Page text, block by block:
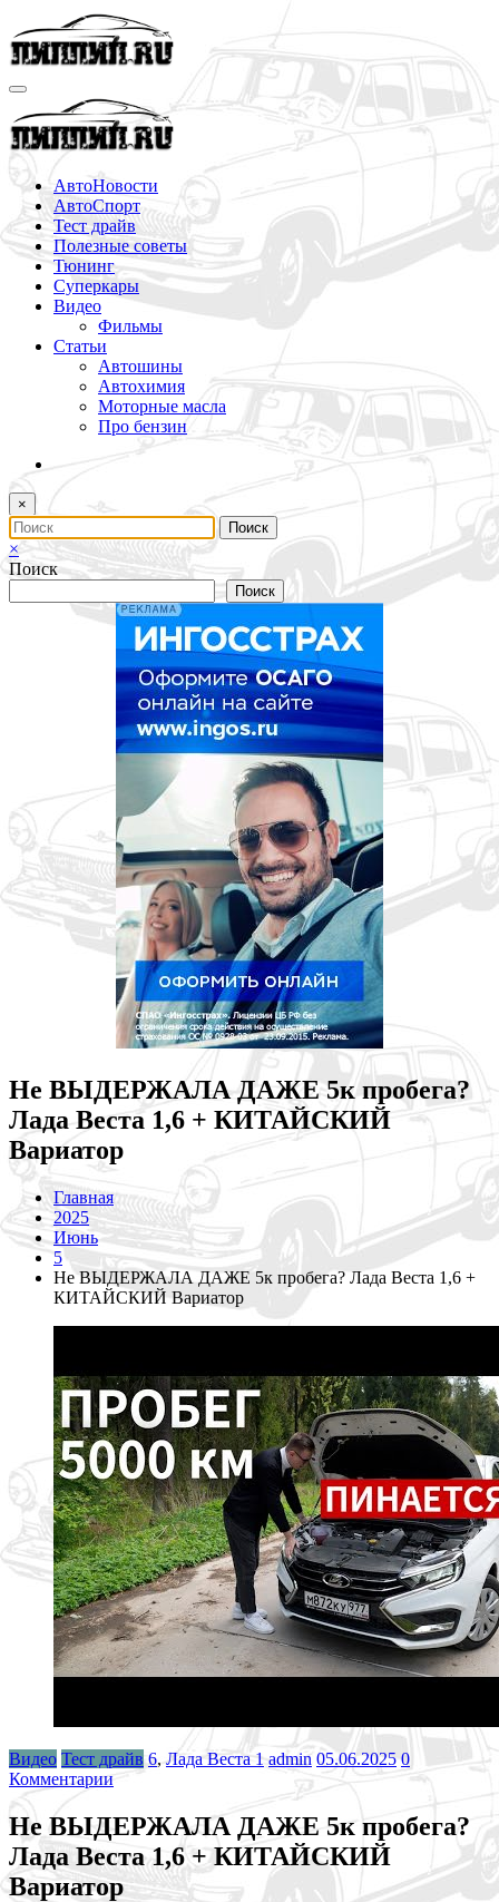
Перейти
к
содержимому
АвтоНовости
АвтоСпорт
Тест драйв
Полезные советы
Тюнинг
Суперкары
Видео
Фильмы
Статьи
Автошины
Автохимия
Моторные масла
Про бензин
×
×
Поиск
Поиск
Не ВЫДЕРЖАЛА ДАЖЕ 5к пробега?
Лада Веста 1,6 + КИТАЙСКИЙ
Вариатор
Главная
2025
Июнь
5
Не ВЫДЕРЖАЛА ДАЖЕ 5к пробега? Лада Веста 1,6 +
КИТАЙСКИЙ Вариатор
Видео Тест драйв 6,Лада Веста 1 admin 05.06.2025 0
Комментарии
Не ВЫДЕРЖАЛА ДАЖЕ 5к пробега?
Лада Веста 1,6 + КИТАЙСКИЙ
Вариатор